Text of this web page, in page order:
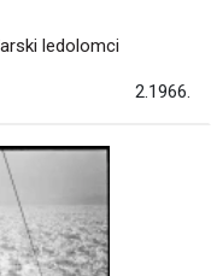
ledolomci
2.1966.